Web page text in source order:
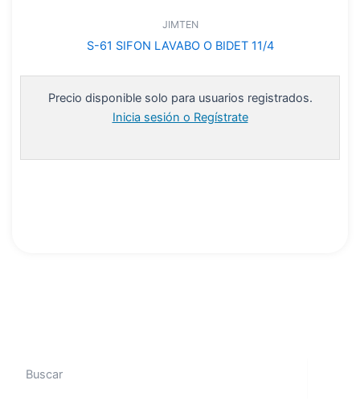
JIMTEN
S-61 SIFON LAVABO O BIDET 11/4
Precio disponible solo para usuarios registrados.
Inicia sesión o Regístrate